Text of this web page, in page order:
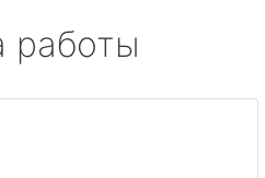
работы